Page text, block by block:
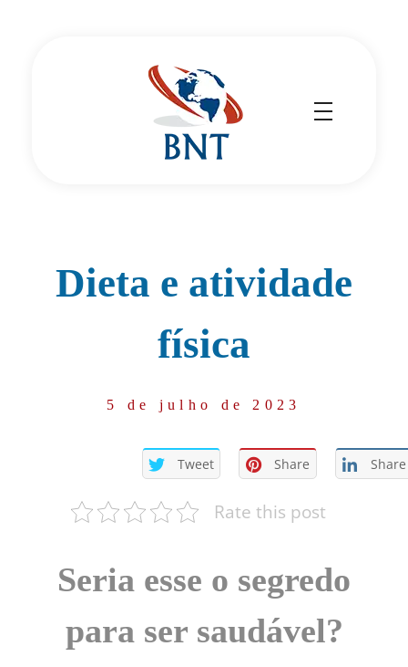
Dieta e atividade
física
5 de julho de 2023
Tweet Share Share
Rate this post
Seria esse o segredo
para ser saudável?